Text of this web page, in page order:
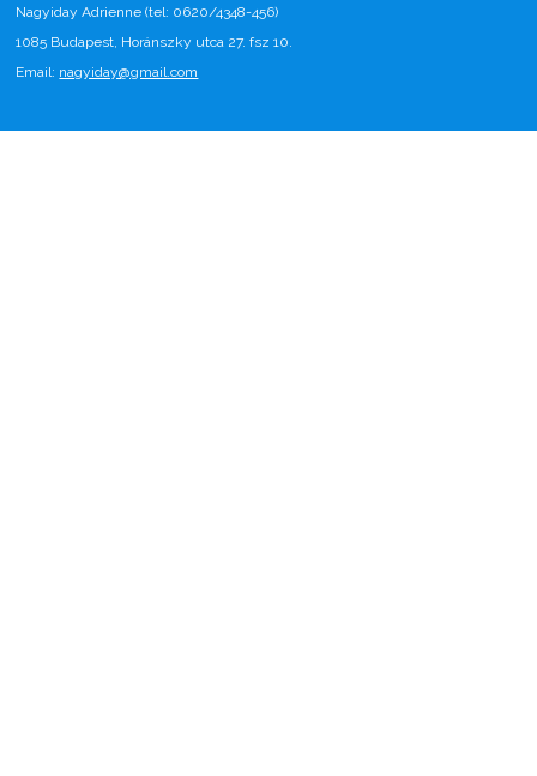
Nagyiday Adrienne (tel: 0620/4348-456)
1085 Budapest, Horánszky utca 27. fsz 10.
Email: nagyiday@gmail.com